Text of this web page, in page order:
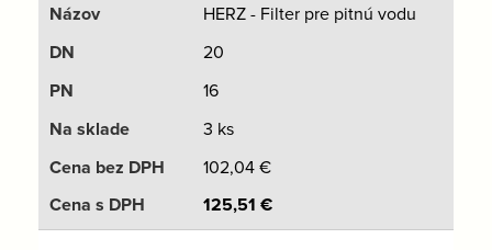
HERZ - Filter pre pitnú vodu
20
16
3 ks
102,04€
125,51 €